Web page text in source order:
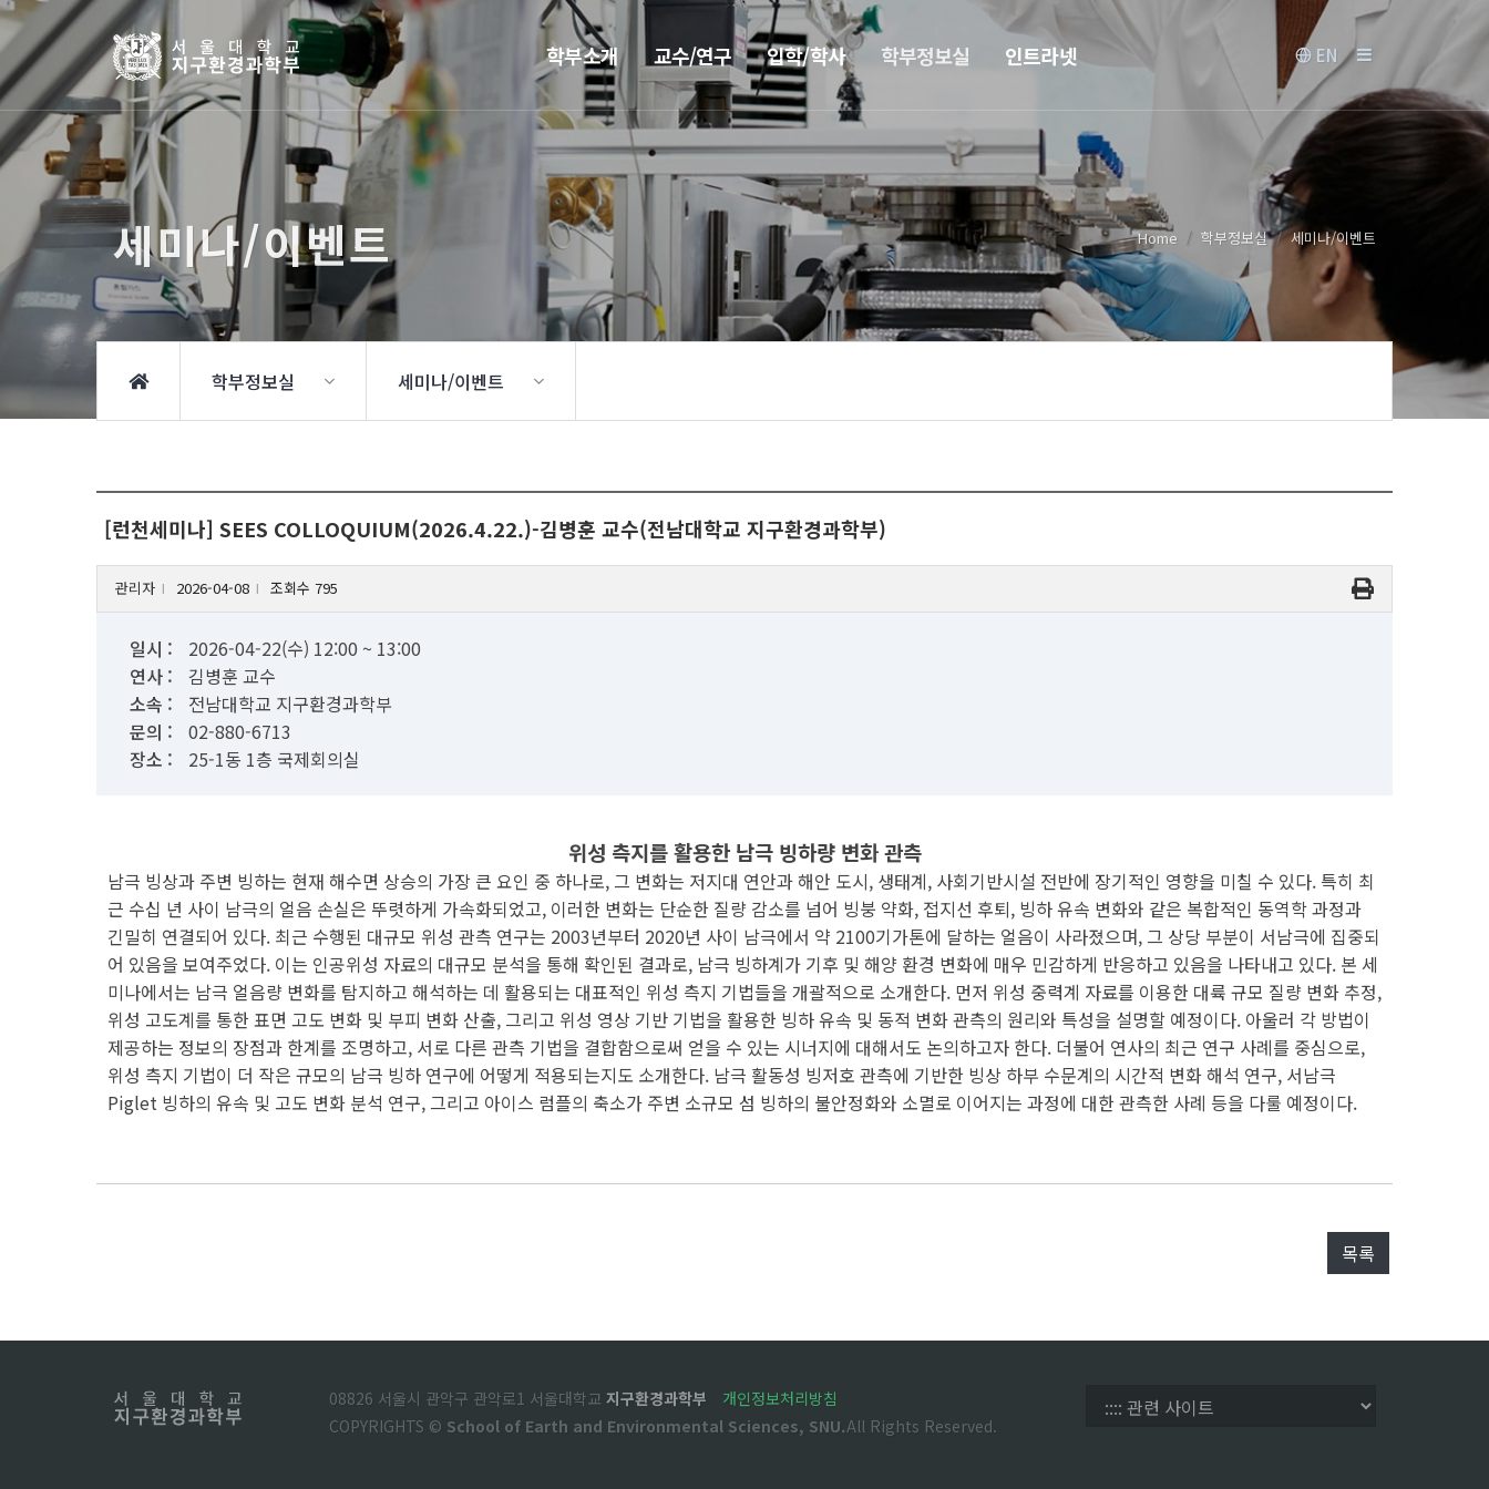
학부소개 교수/연구 입학/학사 학부정보실 인트라넷 EN
세미나/이벤트 Home 학부정보실 세미나/이벤트
학부정보실 세미나/이벤트
[런천세미나] SEES COLLOQUIUM(2026.4.22.)-김병훈 교수(전남대학교 지구환경과학부)
관리자 2026-04-08 조회수 795
일시 :
2026-04-22(수) 12:00 ~ 13:00
연사 :
김병훈 교수
소속 :
전남대학교 지구환경과학부
문의 :
02-880-6713
장소 :
25-1동 1층 국제회의실
위성 측지를 활용한 남극 빙하량 변화 관측
남극 빙상과 주변 빙하는 현재 해수면 상승의 가장 큰 요인 중 하나로, 그 변화는 저지대 연안과 해안 도시, 생태계, 사회기반시설 전반에 장기적인 영향을 미칠 수 있다. 특히 최
근 수십 년 사이 남극의 얼음 손실은 뚜렷하게 가속화되었고, 이러한 변화는 단순한 질량 감소를 넘어 빙붕 약화, 접지선 후퇴, 빙하 유속 변화와 같은 복합적인 동역학 과정과
긴밀히 연결되어 있다. 최근 수행된 대규모 위성 관측 연구는 2003년부터 2020년 사이 남극에서 약 2100기가톤에 달하는 얼음이 사라졌으며, 그 상당 부분이 서남극에 집중되
어 있음을 보여주었다. 이는 인공위성 자료의 대규모 분석을 통해 확인된 결과로, 남극 빙하계가 기후 및 해양 환경 변화에 매우 민감하게 반응하고 있음을 나타내고 있다. 본 세
미나에서는 남극 얼음량 변화를 탐지하고 해석하는 데 활용되는 대표적인 위성 측지 기법들을 개괄적으로 소개한다. 먼저 위성 중력계 자료를 이용한 대륙 규모 질량 변화 추정,
위성 고도계를 통한 표면 고도 변화 및 부피 변화 산출, 그리고 위성 영상 기반 기법을 활용한 빙하 유속 및 동적 변화 관측의 원리와 특성을 설명할 예정이다. 아울러 각 방법이
제공하는 정보의 장점과 한계를 조명하고, 서로 다른 관측 기법을 결합함으로써 얻을 수 있는 시너지에 대해서도 논의하고자 한다. 더불어 연사의 최근 연구 사례를 중심으로,
위성 측지 기법이 더 작은 규모의 남극 빙하 연구에 어떻게 적용되는지도 소개한다. 남극 활동성 빙저호 관측에 기반한 빙상 하부 수문계의 시간적 변화 해석 연구, 서남극
Piglet 빙하의 유속 및 고도 변화 분석 연구, 그리고 아이스 럼플의 축소가 주변 소규모 섬 빙하의 불안정화와 소멸로 이어지는 과정에 대한 관측한 사례 등을 다룰 예정이다.
목록
08826 서울시 관악구 관악로1 서울대학교 지구환경과학부
개인정보처리방침
COPYRIGHTS © School of Earth and Environmental Sciences, SNU.All Rights Reserved.